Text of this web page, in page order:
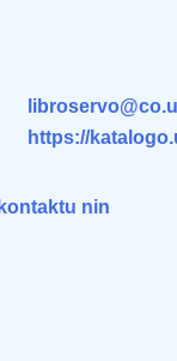
https://
kontaktu nin